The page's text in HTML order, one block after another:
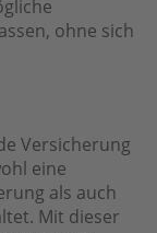
ohne sich
Versicherung
eine
als auch
Mit dieser